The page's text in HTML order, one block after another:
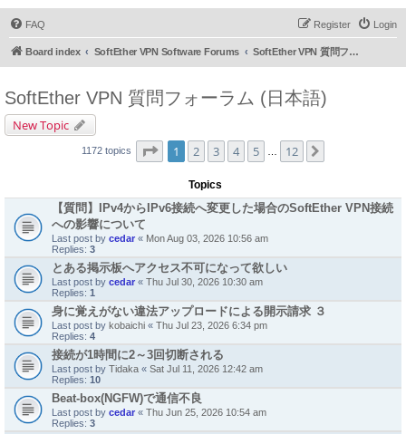
FAQ Login
Register
Board index SoftEther VPN Software Forums SoftEther VPN 質問フォーラム (日本語)
SoftEther VPN 質問フォーラム (日本語)
New Topic
1172 topics Page of 12
1 2 3 4 5 12
Topics
【質問】IPv4からIPv6接続へ変更した場合のSoftEther VPN接続
への影響について
Last post by cedar « Mon Aug 03, 2026 10:56 am
Replies: 3
とある掲示板へアクセス不可になって欲しい
Last post by cedar « Thu Jul 30, 2026 10:30 am
Replies: 1
身に覚えがない違法アップロードによる開示請求 ３
Last post by kobaichi « Thu Jul 23, 2026 6:34 pm
Replies: 4
接続が1時間に2～3回切断される
Last post by Tidaka « Sat Jul 11, 2026 12:42 am
Replies: 10
Beat-box(NGFW)で通信不良
Last post by cedar « Thu Jun 25, 2026 10:54 am
Replies: 3